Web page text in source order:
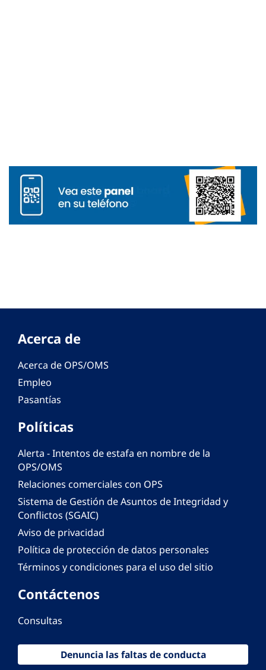
Acerca de
Acerca de OPS/OMS
Empleo
Pasantías
Políticas
Alerta - Intentos de estafa en nombre de la
OPS/OMS
Relaciones comerciales con OPS
Sistema de Gestión de Asuntos de Integridad y
Conflictos (SGAIC)
Aviso de privacidad
Política de protección de datos personales
Términos y condiciones para el uso del sitio
Contáctenos
Consultas
Denuncia las faltas de conducta